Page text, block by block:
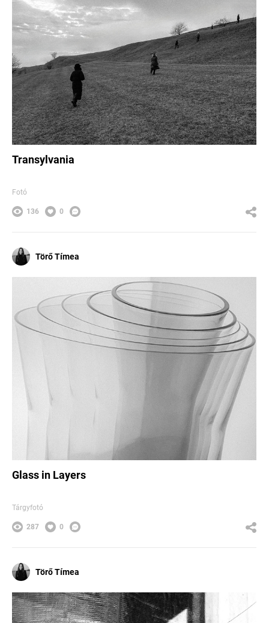
Transylvania
Fotó
136 0
Törő Tímea
Glass in Layers
Tárgyfotó
287 0
Törő Tímea